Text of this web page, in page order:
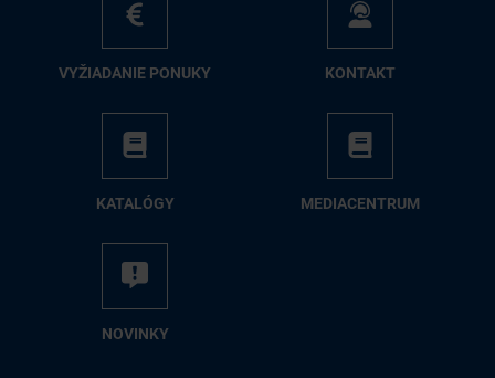
VY­ŽIA­DA­NIE PO­NU­KY KON­TAKT
KA­TA­LÓ­GY ME­DIA­CEN­TRUM
NO­VIN­KY